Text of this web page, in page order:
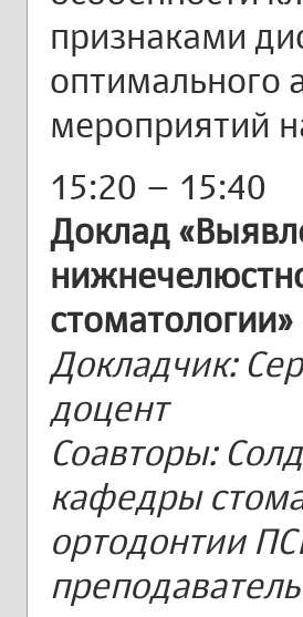
признаками
оптимального
мероприятий
15:20 – 15:40
Доклад
стоматологии»
Докладчик:
доцент
Соавторы:
кафедры
ортодонтии